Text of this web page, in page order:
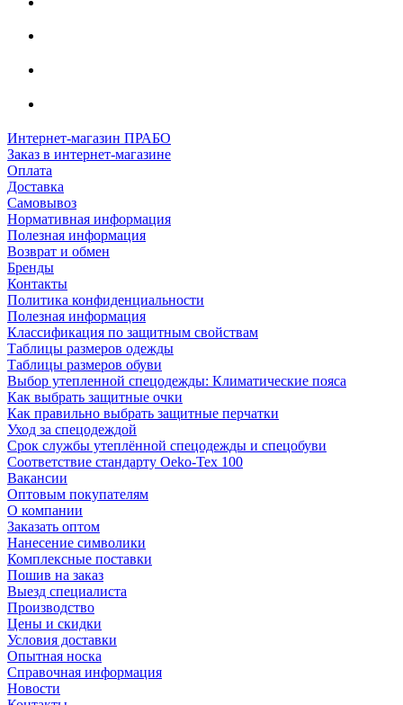
Интернет-магазин ПРАБО
Заказ в интернет-магазине
Оплата
Доставка
Самовывоз
Нормативная информация
Полезная информация
Возврат и обмен
Бренды
Контакты
Политика конфиденциальности
Полезная информация
Классификация по защитным свойствам
Таблицы размеров одежды
Таблицы размеров обуви
Выбор утепленной спецодежды: Климатические пояса
Как выбрать защитные очки
Как правильно выбрать защитные перчатки
Уход за спецодеждой
Срок службы утеплённой спецодежды и спецобуви
Соответствие стандарту Oeko-Tex 100
Вакансии
Оптовым покупателям
О компании
Заказать оптом
Нанесение символики
Комплексные поставки
Пошив на заказ
Выезд специалиста
Производство
Цены и скидки
Условия доставки
Опытная носка
Справочная информация
Новости